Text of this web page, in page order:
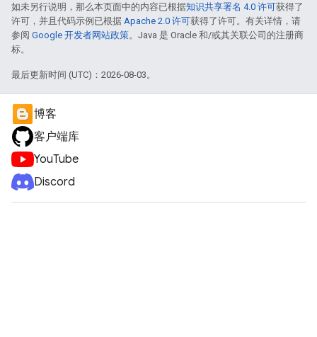
如未另行说明，那么本页面中的内容已根据知识共享署名 4.0 许可获得了
许可，并且代码示例已根据 Apache 2.0 许可获得了许可。有关详情，请
参阅 Google 开发者网站政策。Java 是 Oracle 和/或其关联公司的注册商
标。
最后更新时间 (UTC)：2026-08-03。
博客
客户端库
YouTube
Discord